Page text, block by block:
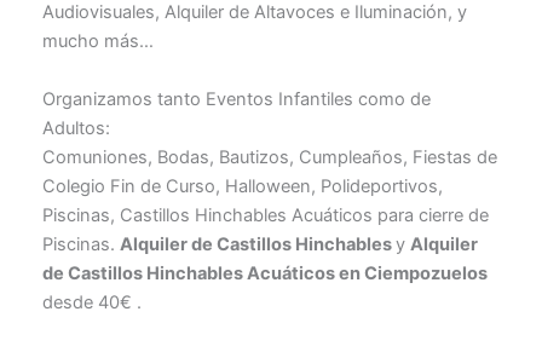
Audiovisuales, Alquiler de Altavoces e Iluminación, y
mucho más…
Organizamos tanto Eventos Infantiles como de
Adultos:
Comuniones, Bodas, Bautizos, Cumpleaños, Fiestas de
Colegio Fin de Curso, Halloween, Polideportivos,
Piscinas, Castillos Hinchables Acuáticos para cierre de
Piscinas. Alquiler de Castillos Hinchablesy Alquiler
de Castillos Hinchables Acuáticos en Ciempozuelos
desde 40€ .